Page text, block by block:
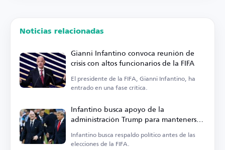
Noticias relacionadas
Gianni Infantino convoca reunión de
crisis con altos funcionarios de la FIFA
El presidente de la FIFA, Gianni Infantino, ha
entrado en una fase crítica.
Infantino busca apoyo de la
administración Trump para mantenerse
en el cargo
Infantino busca respaldo político antes de las
elecciones de la FIFA.